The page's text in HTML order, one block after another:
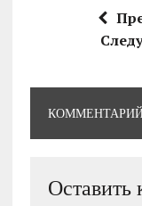
Оставить